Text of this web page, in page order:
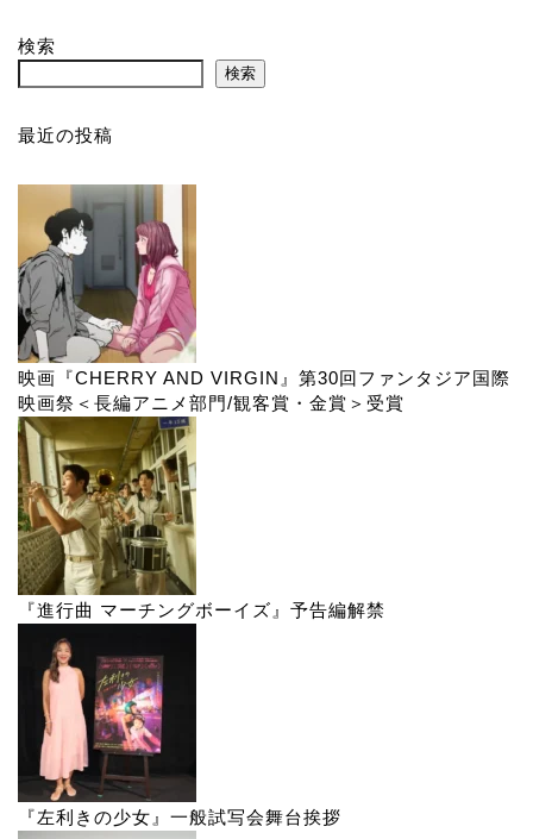
検索
検索
最近の投稿
映画『CHERRY AND VIRGIN』第30回ファンタジア国際
映画祭＜長編アニメ部門/観客賞・金賞＞受賞
『進行曲 マーチングボーイズ』予告編解禁
『左利きの少女』一般試写会舞台挨拶